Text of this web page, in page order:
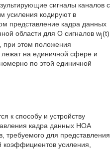
сигналы каналов с
усиления кодируют в
представление кадра данных
области для O сигналов wj(t)
при этом положения
лежат на единичной сфере и
по этой единичной
к способу и устройству
кадра данных HOA
требуемого для представления
усиления,